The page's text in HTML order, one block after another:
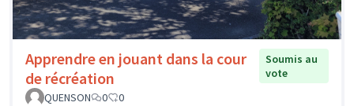
Apprendre en jouant dans la cour
de récréation
Soumis au
vote
QUENSON
0 0